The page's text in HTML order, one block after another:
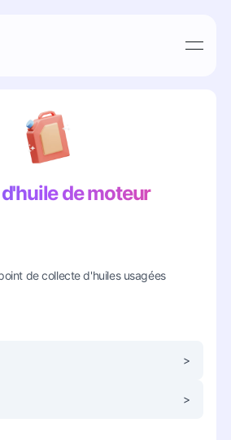
de moteur
de collecte d'huiles usagées
>
>